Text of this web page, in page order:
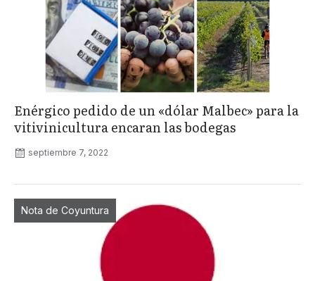
Enérgico pedido de un «dólar Malbec» para la
vitivinicultura encaran las bodegas
septiembre 7, 2022
Nota de Coyuntura